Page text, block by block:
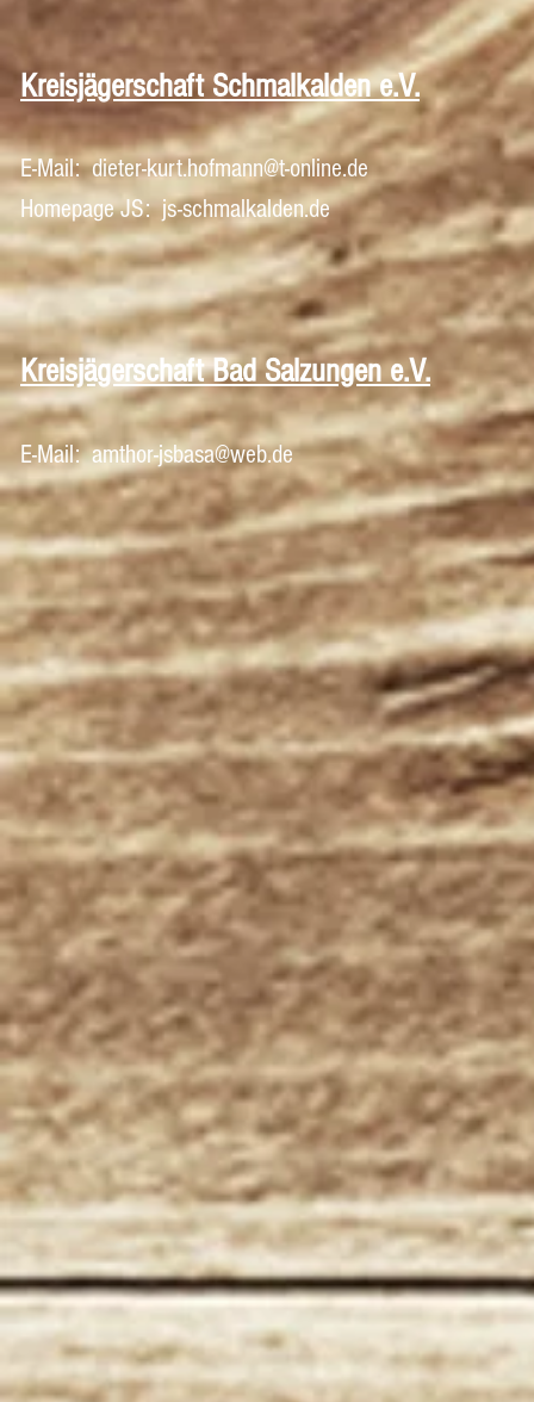
Kreisjägerschaft Schmalkalden e.V.
E-Mail:dieter-kurt.hofmann@t-online.de
Homepage JS: js-schmalkalden.de
Kreisjägerschaft Bad Salzungen e.V.
E-Mail:amthor-jsbasa@web.de